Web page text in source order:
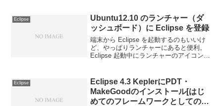
設定設...
Eclipse
Ubuntu12.10 のランチャー（ダ
ッシュボード）に Eclipse を登録
端末から Eclipse を起動するのもいいけ
ど、やっぱりランチャーにあると便利。
Eclipse 起動中にランチャーのアイコンを
のダッシュボードってランチャーっ...
Eclipse
Eclipse 4.3 KeplerにPDT・
MakeGoodのインストール[はじ
めてのフレームワークとしての